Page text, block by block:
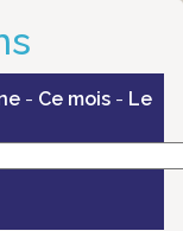
- Ce mois - Le